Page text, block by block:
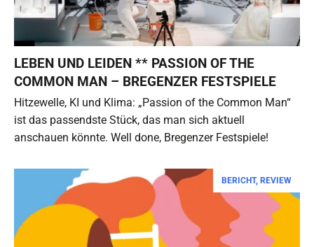
LEBEN UND LEIDEN ** PASSION OF THE
COMMON MAN – BREGENZER FESTSPIELE
Hitzewelle, KI und Klima: „Passion of the Common Man“
ist das passendste Stück, das man sich aktuell
anschauen könnte. Well done, Bregenzer Festspiele!
BERICHT, REVIEW